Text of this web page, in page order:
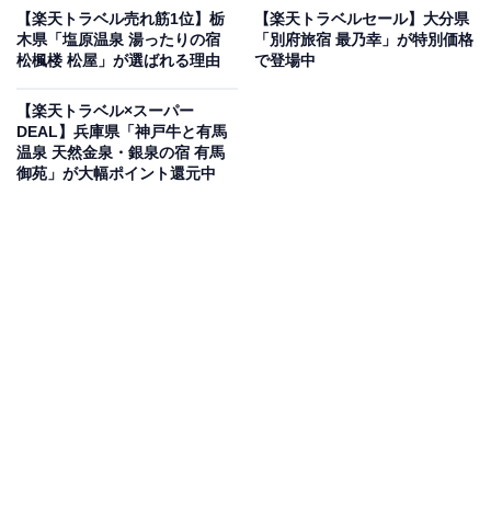
楽天トラベルでホテルを見る
【楽天トラベル売れ筋1位】栃
木県「塩原温泉 湯ったりの宿
松楓楼 松屋」が選ばれる理由
【楽天トラベルセール】大分県
「別府旅宿 最乃幸」が特別価格
で登場中
【楽天トラベル×スーパー
DEAL】兵庫県「神戸牛と有馬
温泉 天然金泉・銀泉の宿 有馬
御苑」が大幅ポイント還元中